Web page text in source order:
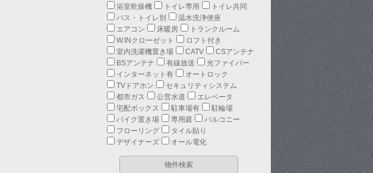
浴室乾燥機
トイレ専用
トイレ共同
バス・トイレ別
温水洗浄便座
エアコン
床暖房
トランクルーム
W.INクローゼット
ロフト付き
室内洗濯機置き場
CATV
CSアンテナ
BSアンテナ
有線放送
光ファイバー
インターネット有
オートロック
TVドアホン
セキュリティシステム
都市ガス
公営水道
エレベータ
宅配ボックス
駐車場有
駐輪場
バイク置き場
専用庭
バルコニー
フローリング
タイル貼り
デザイナーズ
オール電化